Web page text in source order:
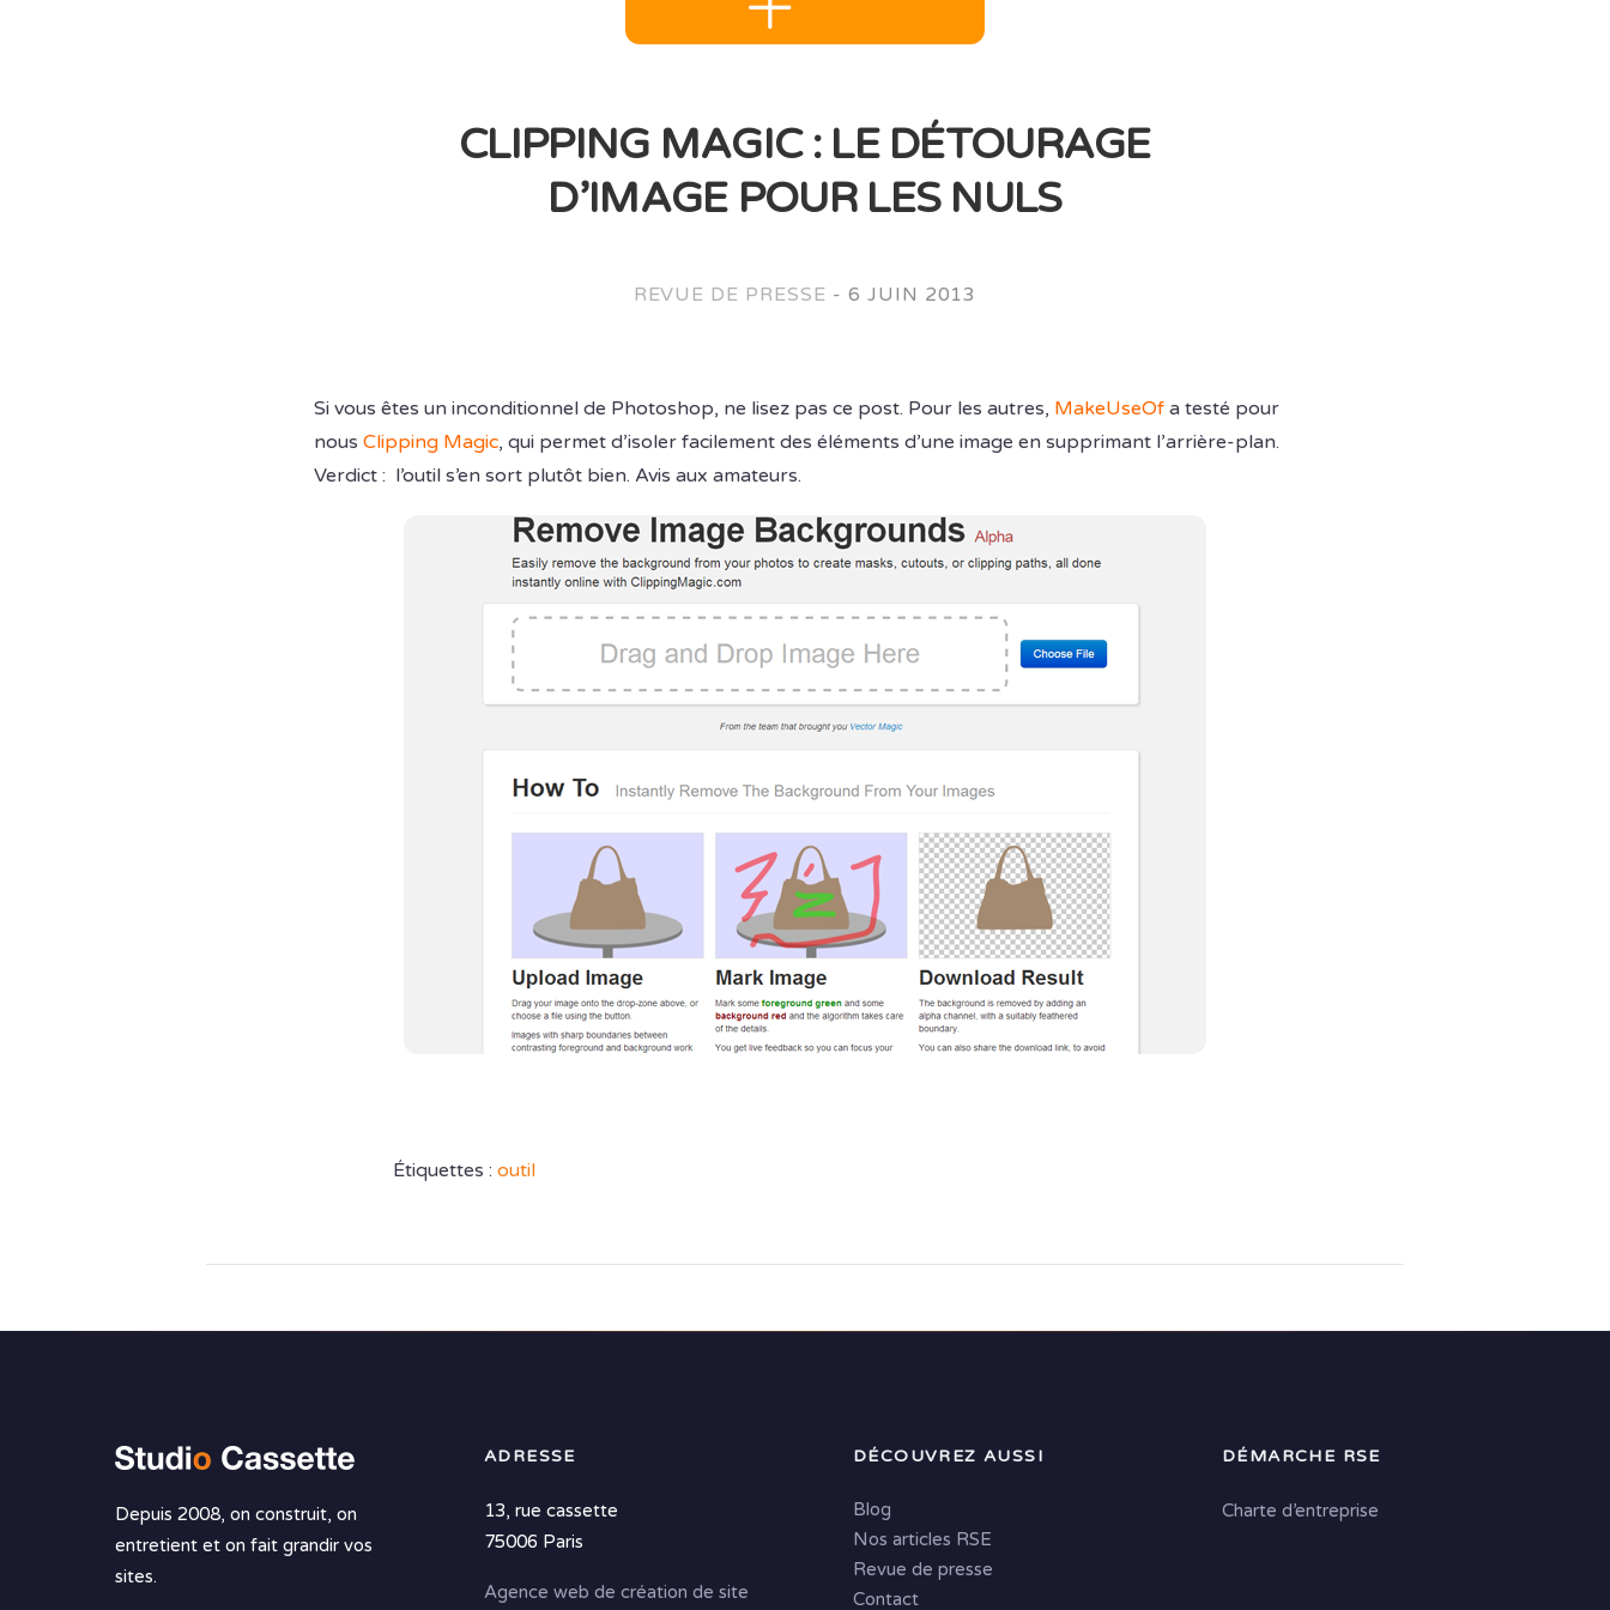
CLIPPING MAGIC : LE DÉTOURAGE
D’IMAGE POUR LES NULS
REVUE DE PRESSE - 6 JUIN 2013
Si vous êtes un inconditionnel de Photoshop, ne lisez pas ce post. Pour les autres, MakeUseOf a testé pour
nous Clipping Magic, qui permet d’isoler facilement des éléments d’une image en supprimant l’arrière-plan.
Verdict : l’outil s’en sort plutôt bien. Avis aux amateurs.
Étiquettes : outil
Depuis 2008, on construit, on
entretient et on fait grandir vos
sites.
ADRESSE
13, rue cassette
75006 Paris
Agence web de création de site
DÉCOUVREZ AUSSI
Blog
Nos articles RSE
Revue de presse
Contact
DÉMARCHE RSE
Charte d’entreprise